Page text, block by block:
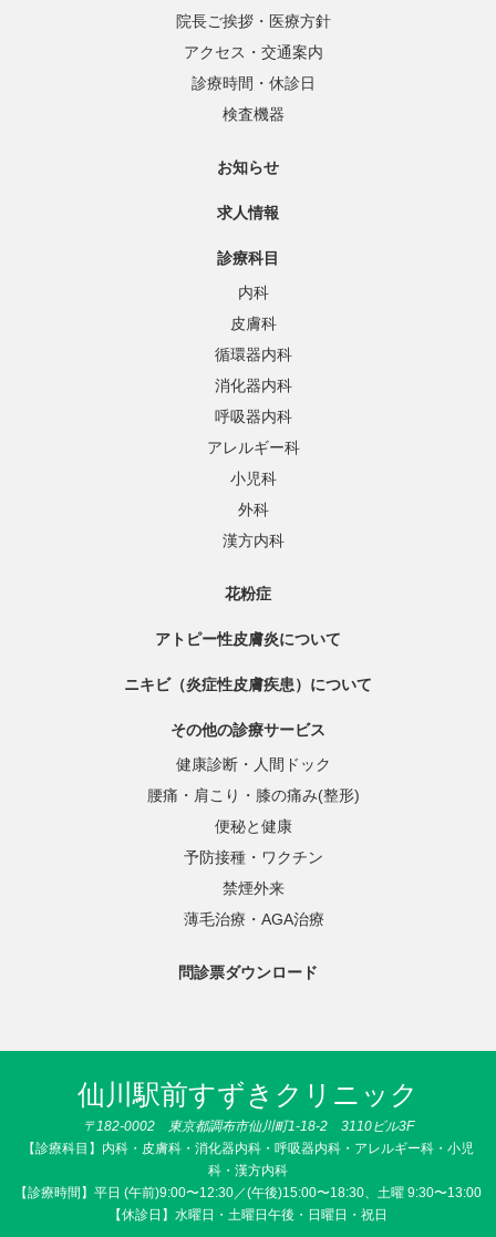
院長ご挨拶・医療方針
アクセス・交通案内
診療時間・休診日
検査機器
お知らせ
求人情報
診療科目
内科
皮膚科
循環器内科
消化器内科
呼吸器内科
アレルギー科
小児科
外科
漢方内科
花粉症
アトピー性皮膚炎について
ニキビ（炎症性皮膚疾患）について
その他の診療サービス
健康診断・人間ドック
腰痛・肩こり・膝の痛み(整形)
便秘と健康
予防接種・ワクチン
禁煙外来
薄毛治療・AGA治療
問診票ダウンロード
仙川駅前すずきクリニック
〒182-0002 東京都調布市仙川町1-18-2 3110ビル3F
【診療科目】内科・皮膚科・消化器内科・呼吸器内科・アレルギー科・小児
科・漢方内科
【診療時間】平日 (午前)9:00〜12:30／(午後)15:00〜18:30、土曜 9:30〜13:00
【休診日】水曜日・土曜日午後・日曜日・祝日